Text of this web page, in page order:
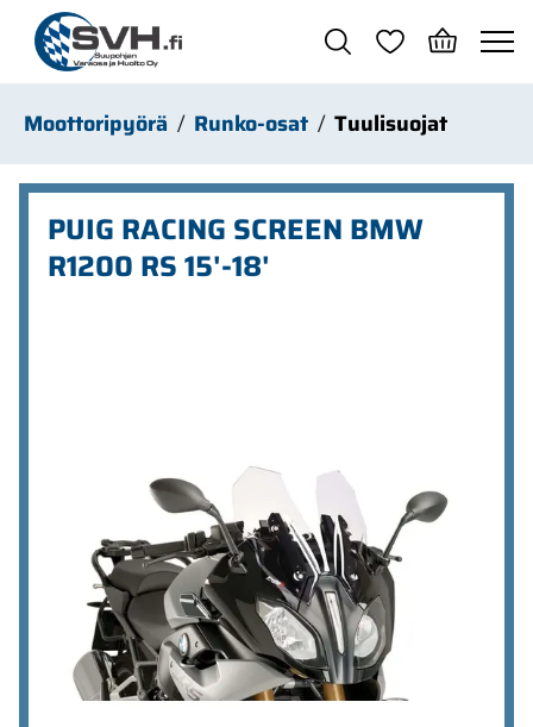
Siirry pääsisältöön
Moottoripyörä Runko-osat Tuulisuojat
PUIG RACING SCREEN BMW
R1200 RS 15'-18'